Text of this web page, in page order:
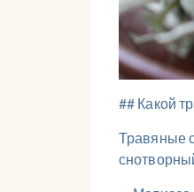
## Какой
Травяные